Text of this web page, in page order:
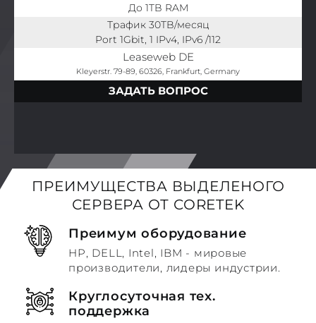
До 1TB RAM
Трафик 30TB/месяц
Port 1Gbit, 1 IPv4, IPv6 /112
Leaseweb DE
Kleyerstr. 79-89, 60326, Frankfurt, Germany
ЗАДАТЬ ВОПРОС
ПРЕИМУЩЕСТВА ВЫДЕЛЕНОГО
СЕРВЕРА ОТ CORETEK
Преимум оборудование
HP, DELL, Intel, IBM - мировые
производители, лидеры индустрии.
Круглосуточная тех.
поддержка